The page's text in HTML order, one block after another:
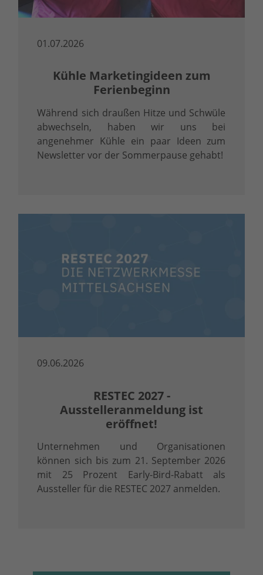
01.07.2026
Kühle Marketingideen zum
Ferienbeginn
Während sich draußen Hitze und Schwüle
abwechseln, haben wir uns bei
angenehmer Kühle ein paar Ideen zum
Newsletter vor der Sommerpause gehabt!
09.06.2026
RESTEC 2027 -
Ausstelleranmeldung ist
eröffnet!
Unternehmen und Organisationen
können sich bis zum 21. September 2026
mit 25 Prozent Early-Bird-Rabatt als
Aussteller für die RESTEC 2027 anmelden.